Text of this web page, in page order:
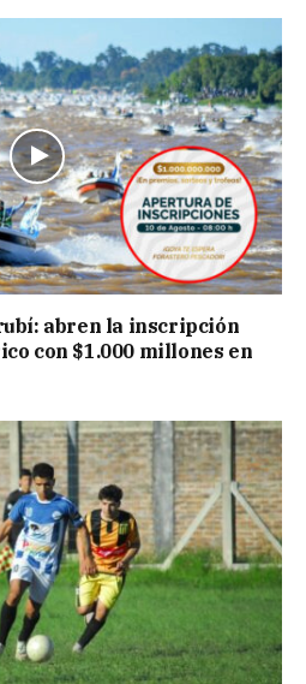
abren la inscripción
con $1.000 millones en